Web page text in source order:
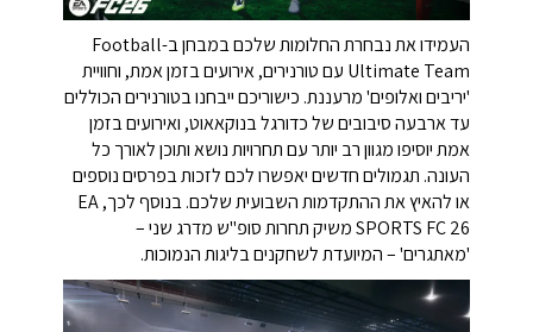
העמידו את נבחרת החלומות שלכם במבחן ב-Football
Ultimate Team עם טורנירים, אירועים בזמן אמת, וחוויית
'יריבים ואלופים' מרעננת. כישוריכם ייבחנו בטורנירים הכוללים
עד ארבעה סיבובים של כדורגל בנוקאאוט, ואירועים בזמן
אמת יוסיפו מגוון רב יותר עם תחרויות נושא ותוכן לאורך כל
העונה. תגמולים חדשים יאפשרו לכם לזכות בפרסים נוספים
או להאיץ את ההתקדמות השבועית שלכם. בנוסף לכך, EA
SPORTS FC 26 משיק תחרות סופ"ש מדרג שני –
'מאתגרים' – המיועדת לשחקנים בליגות הנמוכות.